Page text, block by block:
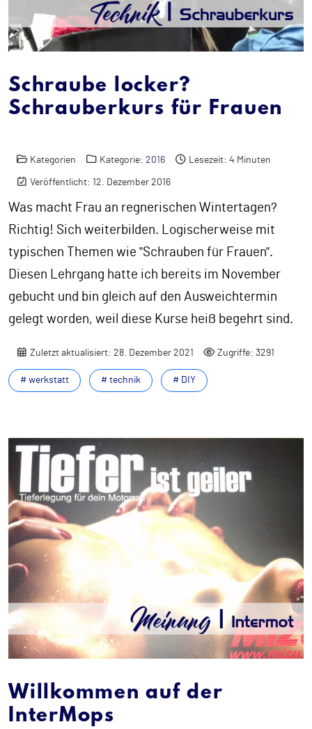
Schraube locker?
Schrauberkurs für Frauen
Kategorien Kategorie: 2016 Lesezeit: 4 Minuten
Veröffentlicht: 12. Dezember 2016
Was macht Frau an regnerischen Wintertagen?
Richtig! Sich weiterbilden. Logischerweise mit
typischen Themen wie "Schrauben für Frauen".
Diesen Lehrgang hatte ich bereits im November
gebucht und bin gleich auf den Ausweichtermin
gelegt worden, weil diese Kurse heiß begehrt sind.
Zuletzt aktualisiert: 28. Dezember 2021 Zugriffe: 3291
# werkstatt # technik # DIY
Willkommen auf der
InterMops